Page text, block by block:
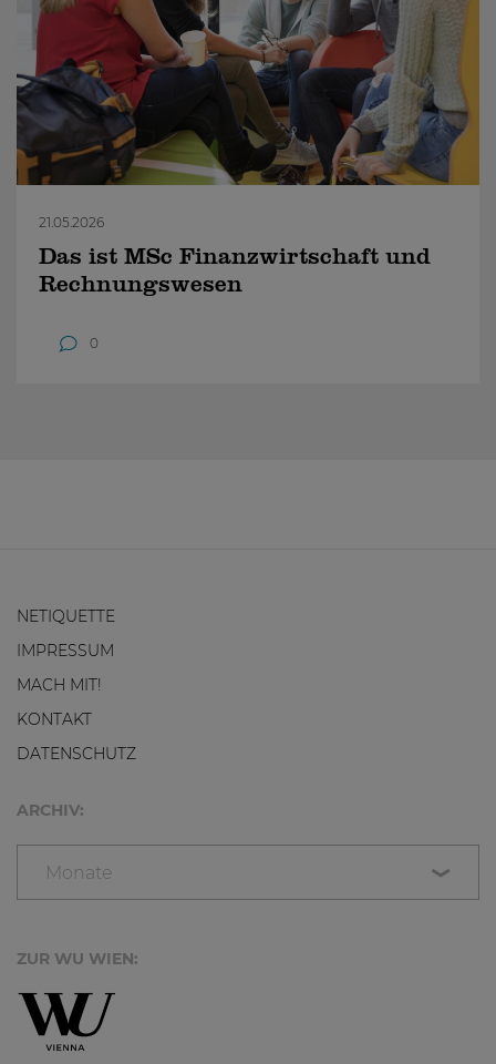
21.05.2026
Das ist MSc Finanzwirtschaft und
Rechnungswesen
0
NETIQUETTE
IMPRESSUM
MACH MIT!
KONTAKT
DATENSCHUTZ
ARCHIV:
Monate
ZUR WU WIEN: